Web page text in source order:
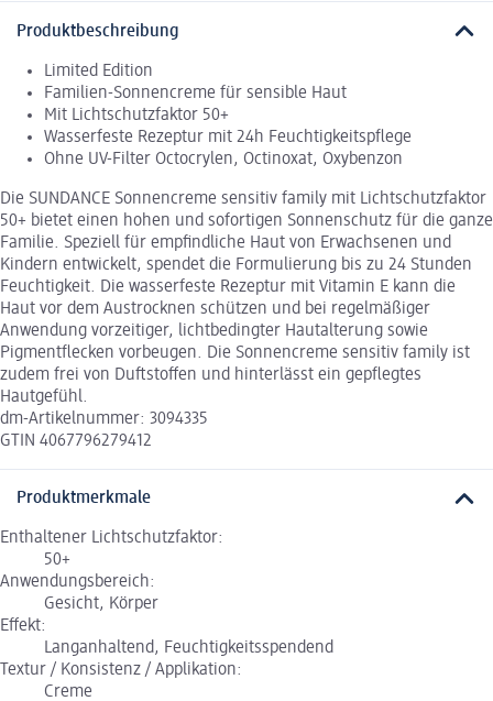
Produktbeschreibung
Limited Edition
Familien-Sonnencreme für sensible Haut
Mit Lichtschutzfaktor 50+
Wasserfeste Rezeptur mit 24h Feuchtigkeitspflege
Ohne UV-Filter Octocrylen, Octinoxat, Oxybenzon
Die SUNDANCE Sonnencreme sensitiv family mit Lichtschutzfaktor
50+ bietet einen hohen und sofortigen Sonnenschutz für die ganze
Familie. Speziell für empfindliche Haut von Erwachsenen und
Kindern entwickelt, spendet die Formulierung bis zu 24 Stunden
Feuchtigkeit. Die wasserfeste Rezeptur mit Vitamin E kann die
Haut vor dem Austrocknen schützen und bei regelmäßiger
Anwendung vorzeitiger, lichtbedingter Hautalterung sowie
Pigmentflecken vorbeugen. Die Sonnencreme sensitiv family ist
zudem frei von Duftstoffen und hinterlässt ein gepflegtes
Hautgefühl.
dm-Artikelnummer: 3094335
GTIN 4067796279412
Produktmerkmale
Enthaltener Lichtschutzfaktor:
50+
Anwendungsbereich:
Gesicht, Körper
Effekt:
Langanhaltend, Feuchtigkeitsspendend
Textur / Konsistenz / Applikation:
Creme